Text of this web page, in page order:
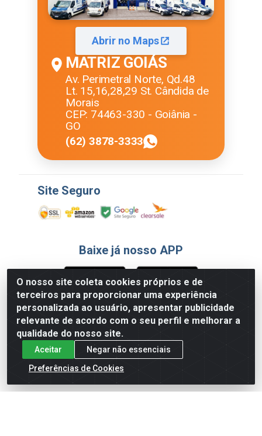
O nosso site coleta cookies próprios e de
terceiros para proporcionar uma experiência
personalizada ao usuário, apresentar publicidade
relevante de acordo com o seu perfil e melhorar a
qualidade do nosso site.
Aceitar
Negar não essenciais
Preferências de Cookies
Abrir no Maps
MATRIZ GOIÁS
Av. Perimetral Norte, Qd.48
Lt. 15,16,28,29 St. Cândida de
Morais
CEP: 74463-330 - Goiânia -
GO
(62) 3878-3333
Site Seguro
Baixe já nosso APP
Formas de Pagamento